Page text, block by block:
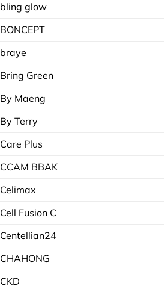
bling glow
BONCEPT
braye
Bring Green
By Maeng
By Terry
Care Plus
CCAM BBAK
Celimax
Cell Fusion C
Centellian24
CHAHONG
CKD